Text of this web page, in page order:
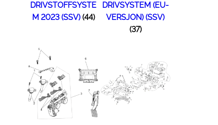
DRIVSTOFFSYSTE
M 2023 (SSV)(44)
DRIVSYSTEM (EU-
VERSJON) (SSV)
(37)